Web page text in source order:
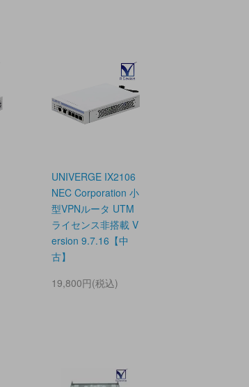
UNIVERGE IX2106
NEC Corporation 小
型VPNルータ UTM
ライセンス非搭載 V
ersion 9.7.16【中
古】
19,800円(税込)